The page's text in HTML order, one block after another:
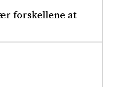
forskellene at